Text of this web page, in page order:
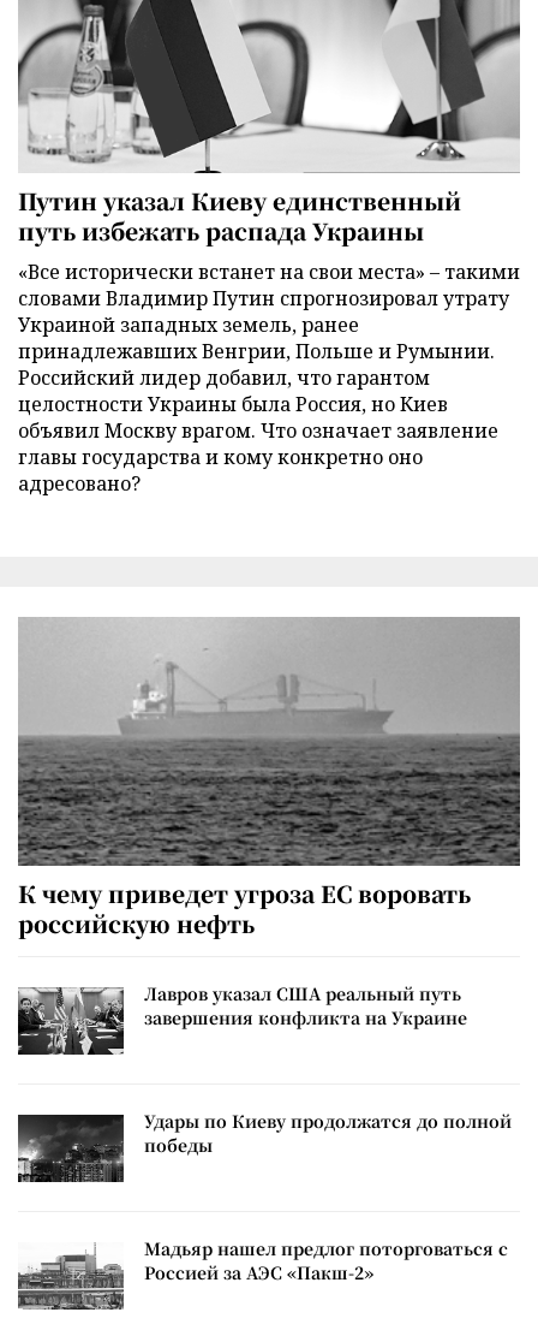
Путин указал Киеву единственный
путь избежать распада Украины
«Все исторически встанет на свои места» – такими
словами Владимир Путин спрогнозировал утрату
Украиной западных земель, ранее
принадлежавших Венгрии, Польше и Румынии.
Российский лидер добавил, что гарантом
целостности Украины была Россия, но Киев
объявил Москву врагом. Что означает заявление
главы государства и кому конкретно оно
адресовано?
К чему приведет угроза ЕС воровать
российскую нефть
Лавров указал США реальный путь
завершения конфликта на Украине
Удары по Киеву продолжатся до полной
победы
Мадьяр нашел предлог поторговаться с
Россией за АЭС «Пакш-2»